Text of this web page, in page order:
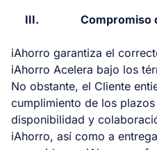
III. Compromiso
iAhorro garantiza el
iAhorro Acelera bajo los
No obstante, el Cliente
cumplimiento de los
disponibilidad y
iAhorro, así como a